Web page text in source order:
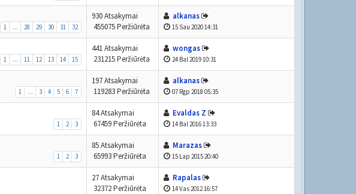
1 ... 28 29 30 31 32
930 Atsakymai
455075 Peržiūrėta
alkanas
15 Sau 2020 14:31
1 ... 11 12 13 14 15
441 Atsakymai
231215 Peržiūrėta
wongas
24 Bal 2019 10:31
1 ... 3 4 5 6 7
197 Atsakymai
119283 Peržiūrėta
alkanas
07 Rgp 2018 05:35
1 2 3
84 Atsakymai
67459 Peržiūrėta
Evaldas Z
14 Bal 2016 13:33
1 2 3
85 Atsakymai
65993 Peržiūrėta
Marazas
15 Lap 2015 20:40
27 Atsakymai
32372 Peržiūrėta
Rapalas
14 Vas 2012 16:57